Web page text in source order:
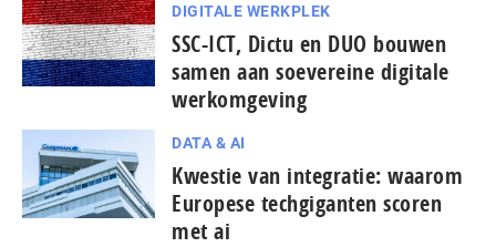
DIGITALE WERKPLEK
SSC-ICT, Dictu en DUO bouwen
samen aan soevereine digitale
werkomgeving
DATA & AI
Kwestie van integratie: waarom
Europese tech­gi­gan­ten scoren
met ai